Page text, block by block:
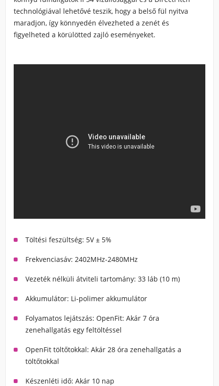
technológiával lehetővé teszik, hogy a belső fül nyitva
maradjon, így könnyedén élvezheted a zenét és
figyelheted a körülötted zajló eseményeket.
Töltési feszültség: 5V ± 5%
Frekvenciasáv: 2402MHz-2480MHz
Vezeték nélküli átviteli tartomány: 33 láb (10 m)
Akkumulátor: Li-polimer akkumulátor
Folyamatos lejátszás: OpenFit: Akár 7 óra
zenehallgatás egy feltöltéssel
OpenFit töltőtokkal: Akár 28 óra zenehallgatás a
töltőtokkal
Készenléti idő: Akár 10 nap